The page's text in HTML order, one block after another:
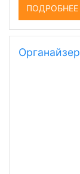
ПОДРОБНЕЕ